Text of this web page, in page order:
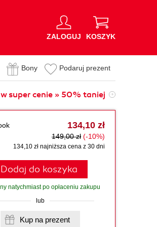
ZALOGUJ KOSZYK
Bony Podaruj prezent
super cenie » 50% taniej
134,10 zł
149,00 zł (-10%)
134,10 zł najniższa cena z 30 dni
Dodaj do koszyka
natychmiast po opłaceniu zakupu
lub
Kup na prezent